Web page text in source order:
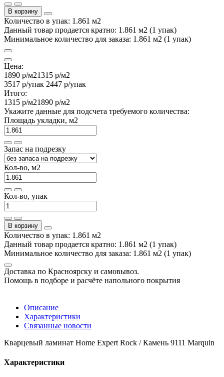
В корзину
Количество в упак: 1.861 м2
Данный товар продается кратно: 1.861 м2 (1 упак)
Минимальное количество для заказа: 1.861 м2 (1 упак)
Цена:
1890 р/м21315 р/м2
3517 р/упак 2447 р/упак
Итого:
1315 р/м21890 р/м2
Укажите данные для подсчета требуемого количества:
Площадь укладки, м2
Запас на подрезку
Кол-во, м2
Кол-во, упак
В корзину
Количество в упак: 1.861 м2
Данный товар продается кратно: 1.861 м2 (1 упак)
Минимальное количество для заказа: 1.861 м2 (1 упак)
Доставка по Красноярску и самовывоз.
Помощь в подборе и расчёте напольного покрытия
Описание
Характеристики
Связанные новости
Кварцевый ламинат Home Expert Rock / Камень 9111 Marquin
Характеристики